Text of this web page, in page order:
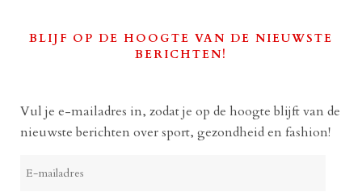
BLIJF OP DE HOOGTE VAN DE NIEUWSTE
BERICHTEN!
Vul je e-mailadres in, zodat je op de hoogte blijft van de
nieuwste berichten over sport, gezondheid en fashion!
mailadres